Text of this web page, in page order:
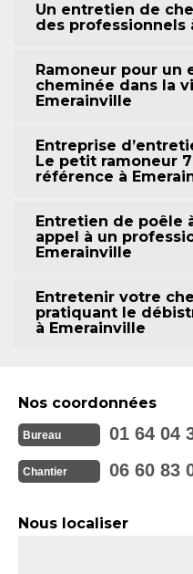
Un entretien de
des professionnels
Ramoneur pour un
cheminée dans la
Emerainville
Entreprise
Le petit ramoneur
référence à
Entretien de poêle
appel à un
Emerainville
Entretenir votre
pratiquant le
à Emerainville
Nos coordonnées
Bureau 01 64 04
Chantier 06 60 83
Nous localiser